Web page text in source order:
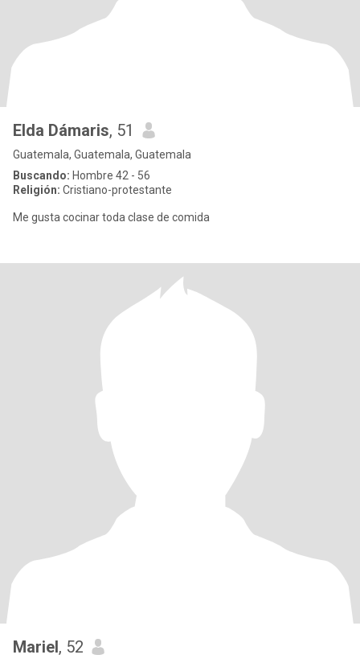
Elda Dámaris, 51
Guatemala, Guatemala, Guatemala
Buscando: Hombre 42 - 56
Religión: Cristiano-protestante
Me gusta cocinar toda clase de comida
Mariel, 52